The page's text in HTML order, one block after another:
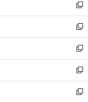
く
ド
ウ
で
開
く
ィ
ン
ド
ウ
で
開
く
い
ウ
ィ
ン
ド
ウ
で
開
く
新
し
い
ウ
ィ
ン
ド
ウ
で
新
し
い
ウ
ィ
ン
ド
新
し
い
ウ
ィ
新
し
い
新